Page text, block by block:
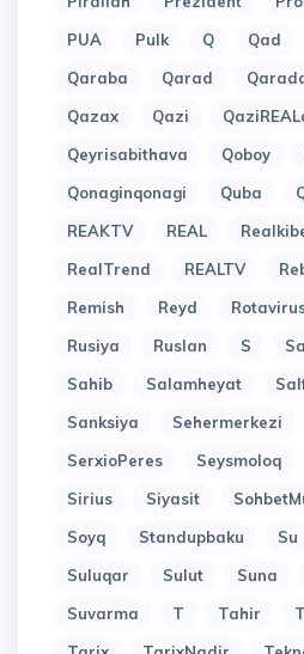
PUA
Pulk Q Qad
Qaraba
Qarad
Qazax
Qazi
Qeyrisabithava
Qoboy
Qonaginqonagi
Quba
REAKTV
REAL
RealTrend
REALTV
Remish
Reyd
Rusiya
Ruslan S Sa
Sahib
Salamheyat
Sanksiya
Sehermerkezi
SerxioPeres
Seysmoloq
Sirius
Siyasit
Soyq
Standupbaku Su
Suluqar
Sulut Suna
Suvarma
T Tahir